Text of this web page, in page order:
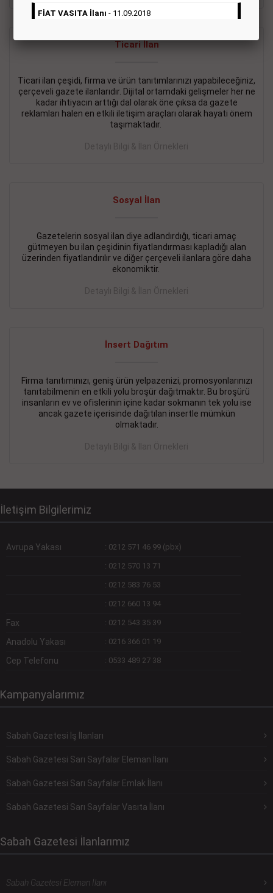
Ticari İlan
Ticari ilan çeşidi, firma ve ürün tanıtımlarınızı yapabileceğiniz,
çerçeveli gazete ilanlarıdır. Dijital ortamdaki gelişmeler her ne
kadar ihtiyacın arttığı dal olarak öne çıksa da gazete
reklamları halen en etkili iletişim araçları olarak hayati önem
taşımaktadır.
Detaylı Bilgi & İlan Örnekleri
Sosyal İlan
Gazetelerin sosyal ilan diye adlandırdığı, ticari amaç
gütmeyen bu ilan çeşidinin fiyatlandırması kapladığı alan
üzerinden fiyatlandırılır ve diğer çerçeveli ilanlara göre daha
ekonomiktir.
Detaylı Bilgi & İlan Örnekleri
İnsert Dağıtım
Firma tanıtımınızı, geniş ürün yelpazenizi, promosyonlarınızı
tanıtabilmenin en etkili yolu broşür dağıtmaktır. Bu broşürü
insanların ev ve ofislerinin içine kadar sokmanın tek yolu ise
ancak gazete içerisinde dağıtılan insertle mümkün
olmaktadır.
Detaylı Bilgi & İlan Örnekleri
İletişim Bilgilerimiz
Avrupa Yakası : 0212 571 46 99 (pbx)
: 0212 570 13 71
: 0212 583 76 53
: 0212 660 13 94
Fax : 0212 543 35 39
Anadolu Yakası : 0216 366 01 19
Cep Telefonu : 0533 489 27 38
Kampanyalarımız
Sabah Gazetesi İş İlanları
Sabah Gazetesi Sarı Sayfalar Eleman İlanı
Sabah Gazetesi Sarı Sayfalar Emlak İlanı
Sabah Gazetesi Sarı Sayfalar Vasıta İlanı
Sabah Gazetesi İlanlarımız
Sabah Gazetesi Eleman İlanı
FİAT VASITA İlanı - 11.09.2018
2.800.000e kurumsal mağaza.
BAKIRKÖY SATILIK İlanı- 11.09.2018
KARTALTEPEde kelepir 2+ 1 satılık daire
İŞYERİ KİRALIK İlanı- 11.09.2018
BEYLİKDÜZÜ Kavaklıda 4 katlı bina
DEVREMÜLK KİRALIK İlanı- 11.09.2018
SİNYE Tekstile Şoförlüğü olan 35 yaşını aşmamış, Depo
elemanı alınacaktır. Osmanbey, Şişli